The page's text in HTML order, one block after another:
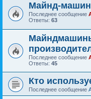
Майнд-
Последнее сообщение
Ответы: 63
Последнее сообщение
Ответы: 45
Кто
Последнее сообщение